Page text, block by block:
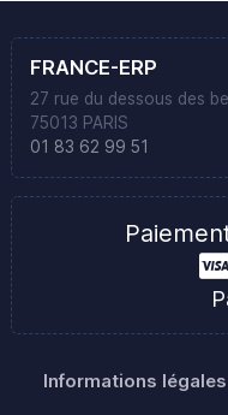
FRANCE-ERP
27 rue du dessous des
75013 PARIS
01 83 62 99 51
Informations légales